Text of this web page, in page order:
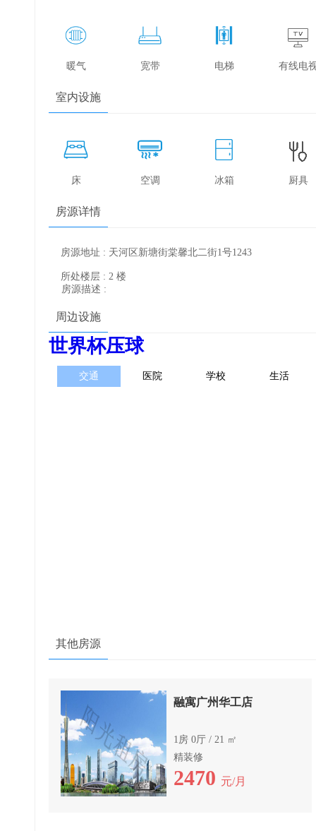
暖气 宽带 电梯 有线电
室内设施
床 空调 冰箱 厨具
房源详情
房源地址 : 天河区新塘街棠馨北二街1号1243
所处楼层 : 2 楼
房源描述 :
周边设施
其他房源
融寓广州华工店
1房 0厅 / 21 ㎡
精装修
2470 元/月